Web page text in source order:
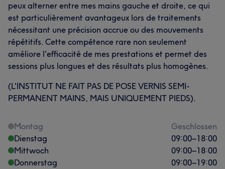
peux alterner entre mes mains gauche et droite, ce qui
est particulièrement avantageux lors de traitements
nécessitant une précision accrue ou des mouvements
répétitifs. Cette compétence rare non seulement
améliore l'efficacité de mes prestations et permet des
sessions plus longues et des résultats plus homogènes.
(L'INSTITUT NE FAIT PAS DE POSE VERNIS SEMI-
PERMANENT MAINS, MAIS UNIQUEMENT PIEDS).
Montag
Geschlossen
Dienstag
09:00–18:00
Mittwoch
09:00–18:00
Donnerstag
09:00–19:00